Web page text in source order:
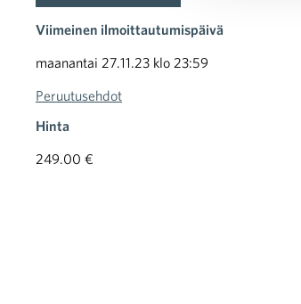
Viimeinen ilmoittautumispäivä
maanantai 27.11.23 klo 23:59
Peruutusehdot
Hinta
249.00 €